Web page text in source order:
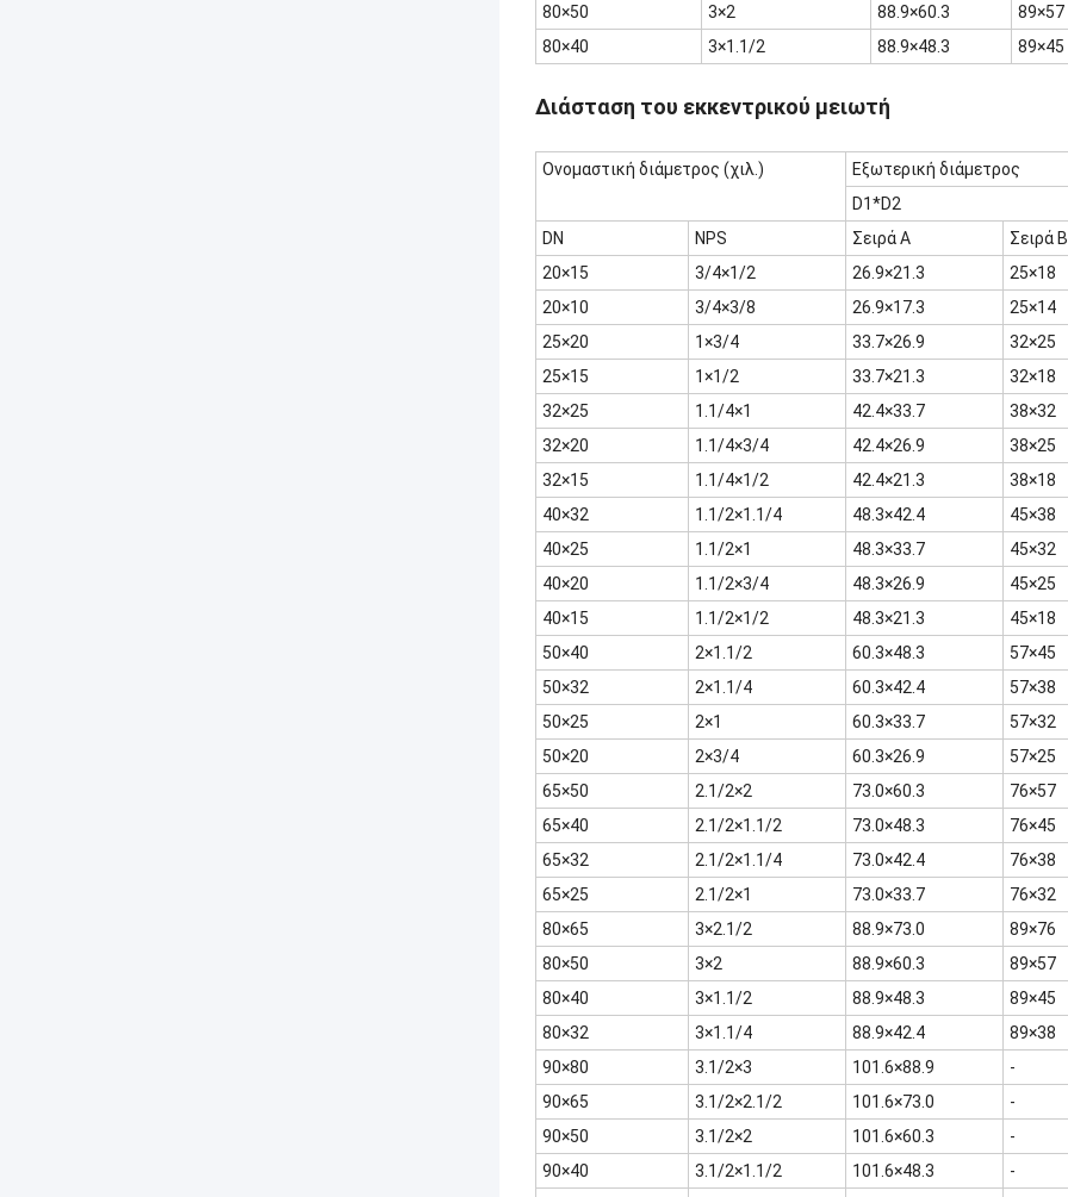
80×50
3×2 88.9×60.3 89×57
80×40
3×1.1/2 88.9×48.3 89×45
Διάσταση του εκκεντρικού μειωτή
Ονομαστική διάμετρος (χιλ.) Εξωτερική διάμετρος
D1*D2
DN
NPS Σειρά Α Σειρά Β
20×15
3/4×1/2 26.9×21.3 25×18
20×10
3/4×3/8 26.9×17.3 25×14
25×20
1×3/4 33.7×26.9 32×25
25×15
1×1/2 33.7×21.3 32×18
32×25
1.1/4×1 42.4×33.7 38×32
32×20
1.1/4×3/4 42.4×26.9 38×25
32×15
1.1/4×1/2 42.4×21.3 38×18
40×32
1.1/2×1.1/4 48.3×42.4 45×38
40×25
1.1/2×1 48.3×33.7 45×32
40×20
1.1/2×3/4 48.3×26.9 45×25
40×15
1.1/2×1/2 48.3×21.3 45×18
50×40
2×1.1/2 60.3×48.3 57×45
50×32
2×1.1/4 60.3×42.4 57×38
50×25
2×1 60.3×33.7 57×32
50×20
2×3/4 60.3×26.9 57×25
65×50
2.1/2×2 73.0×60.3 76×57
65×40
2.1/2×1.1/2 73.0×48.3 76×45
65×32
2.1/2×1.1/4 73.0×42.4 76×38
65×25
2.1/2×1 73.0×33.7 76×32
80×65
3×2.1/2 88.9×73.0 89×76
80×50
3×2 88.9×60.3 89×57
80×40
3×1.1/2 88.9×48.3 89×45
80×32
3×1.1/4 88.9×42.4 89×38
90×80
3.1/2×3 101.6×88.9 -
90×65
3.1/2×2.1/2 101.6×73.0 -
90×50
3.1/2×2 101.6×60.3 -
90×40
3.1/2×1.1/2 101.6×48.3 -